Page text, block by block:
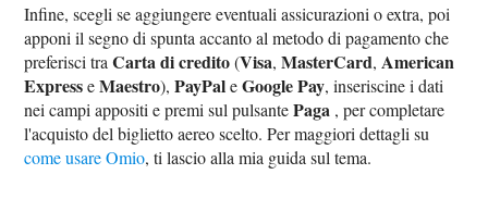
Infine, scegli se aggiungere eventuali assicurazioni o extra, poi
apponi il segno di spunta accanto al metodo di pagamento che
preferisci traCarta di credito(Visa,MasterCard, American
ExpresseMaestro),PayPaleGoogle Pay, inseriscine i dati
nei campi appositi e premi sul pulsantePaga , per completare
l'acquisto del biglietto aereo scelto. Per maggiori dettagli su
come usare Omio, ti lascio alla mia guida sul tema.